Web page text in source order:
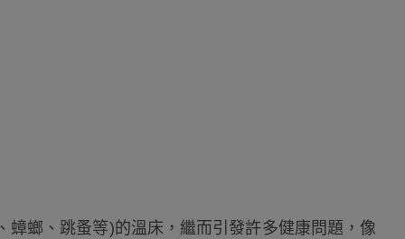
螂、跳蚤等)的溫床，繼而引發許多健康問題，像